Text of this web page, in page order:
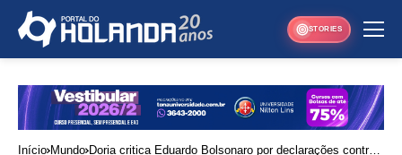
STORIES
Início Mundo Doria critica Eduardo Bolsonaro por declarações contra